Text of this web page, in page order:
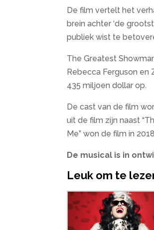
De film vertelt het
brein achter ‘de
publiek wist te
The Greatest
Rebecca Ferguson en
435 miljoen dollar op.
De cast van de film
uit de film zijn naast
Me” won de film in
De musical is in
Leuk om te